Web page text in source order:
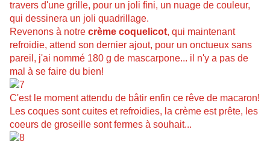
travers d'une grille, pour un joli fini, un nuage de couleur,
qui dessinera un joli quadrillage.
Revenons à notre crème coquelicot, qui maintenant
refroidie, attend son dernier ajout, pour un onctueux sans
pareil, j'ai nommé 180 g de mascarpone... il n'y a pas de
mal à se faire du bien!
C'est le moment attendu de bâtir enfin ce rêve de macaron!
Les coques sont cuites et refroidies, la crème est prête, les
coeurs de groseille sont fermes à souhait...